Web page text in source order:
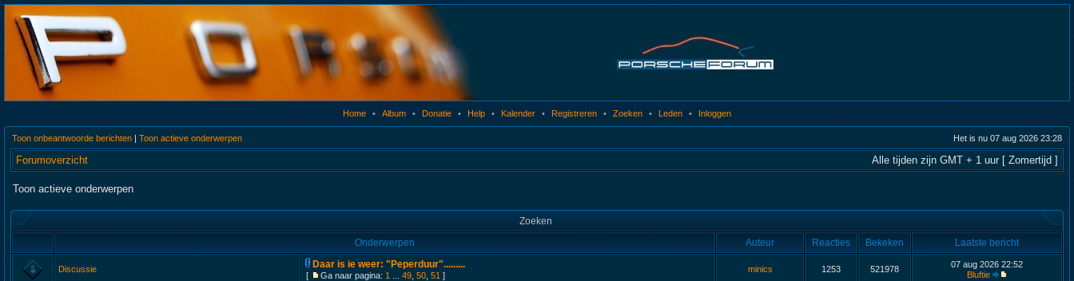
Home • Album • Donatie • Help • Kalender • Registreren • Zoeken • Leden • Inloggen
Toon onbeantwoorde berichten | Toon actieve onderwerpen Het is nu 07 aug 2026 23:28
Forumoverzicht Alle tijden zijn GMT + 1 uur [ Zomertijd ]
Toon actieve onderwerpen
Zoeken
Onderwerpen
Auteur Reacties Bekeken Laatste bericht
Discussie Daar is ie weer: "Peperduur".........
[ Ga naar pagina: 1 49 50 51 ]
minics 1253 521978
07 aug 2026 22:52
Bluftie